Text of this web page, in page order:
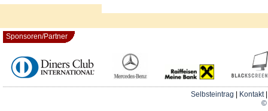
Sponsoren/Partner
Selbsteintrag Kontakt
©